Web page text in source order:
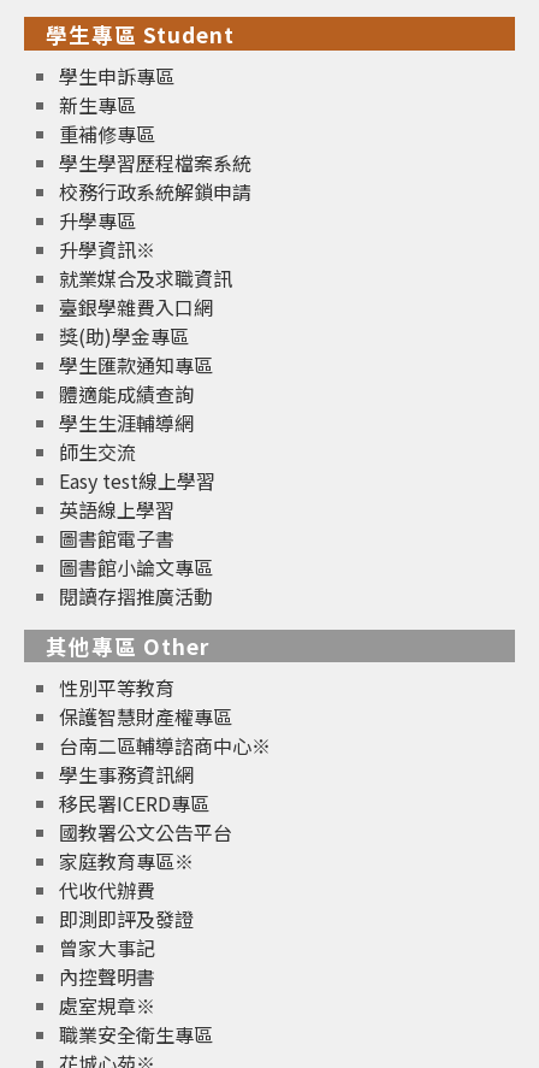
學生專區 Student
學生申訴專區
新生專區
重補修專區
學生學習歷程檔案系統
校務行政系統解鎖申請
升學專區
升學資訊※
就業媒合及求職資訊
臺銀學雜費入口網
獎(助)學金專區
學生匯款通知專區
體適能成績查詢
學生生涯輔導網
師生交流
Easy test線上學習
英語線上學習
圖書館電子書
圖書館小論文專區
閱讀存摺推廣活動
其他專區 Other
性別平等教育
保護智慧財產權專區
台南二區輔導諮商中心※
學生事務資訊網
移民署ICERD專區
國教署公文公告平台
家庭教育專區※
代收代辦費
即測即評及發證
曾家大事記
內控聲明書
處室規章※
職業安全衛生專區